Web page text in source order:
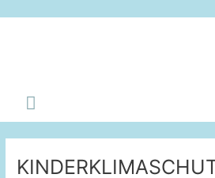
Hauptmenü